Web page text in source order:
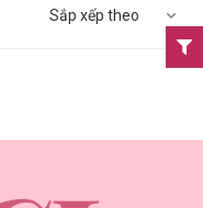
Sắp xếp theo